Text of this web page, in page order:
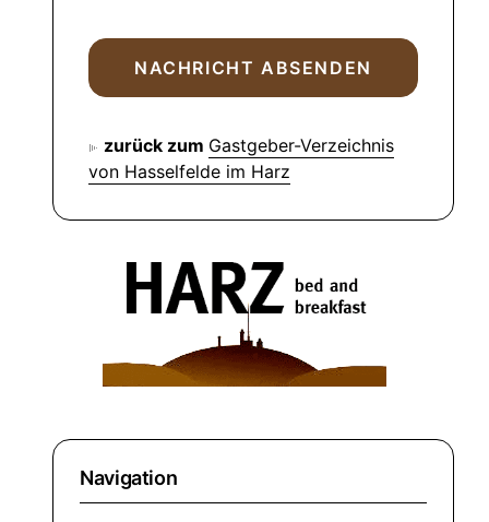
zurück zum Gastgeber-Verzeichnis
von Hasselfelde im Harz
Navigation